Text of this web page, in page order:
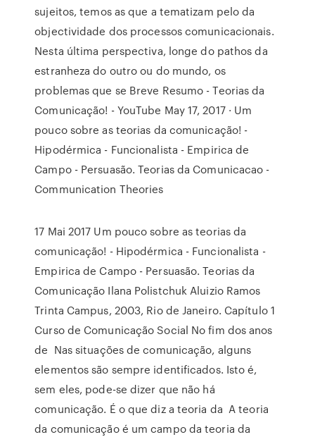
sujeitos, temos as que a tematizam pelo da
objectividade dos processos comunicacionais.
Nesta última perspectiva, longe do pathos da
estranheza do outro ou do mundo, os
problemas que se Breve Resumo - Teorias da
Comunicação! - YouTube May 17, 2017 · Um
pouco sobre as teorias da comunicação! -
Hipodérmica - Funcionalista - Empirica de
Campo - Persuasão. Teorias da Comunicacao -
Communication Theories
17 Mai 2017 Um pouco sobre as teorias da
comunicação! - Hipodérmica - Funcionalista -
Empirica de Campo - Persuasão. Teorias da
Comunicação Ilana Polistchuk Aluizio Ramos
Trinta Campus, 2003, Rio de Janeiro. Capítulo 1
Curso de Comunicação Social No fim dos anos
de Nas situações de comunicação, alguns
elementos são sempre identificados. Isto é,
sem eles, pode-se dizer que não há
comunicação. É o que diz a teoria da A teoria
da comunicação é um campo da teoria da